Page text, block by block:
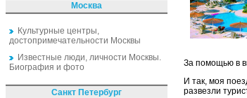
Москва
Культурные центры,
достопримечательности Москвы
Известные люди, личности Москвы.
Биография и фото
Санкт Петербург
За помощью в
И так, моя
развезли